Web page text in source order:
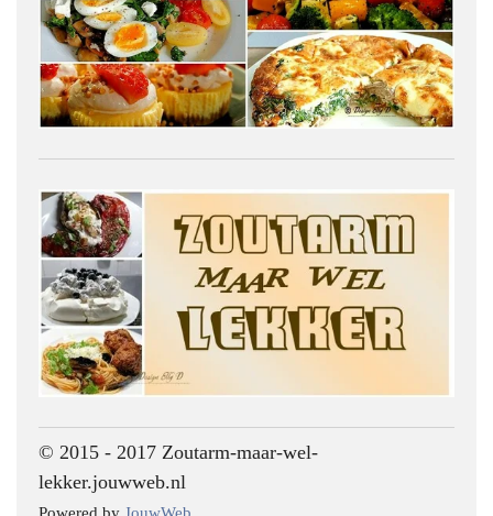
© 2015 - 2017 Zoutarm-maar-wel-
lekker.jouwweb.nl
Powered by JouwWeb